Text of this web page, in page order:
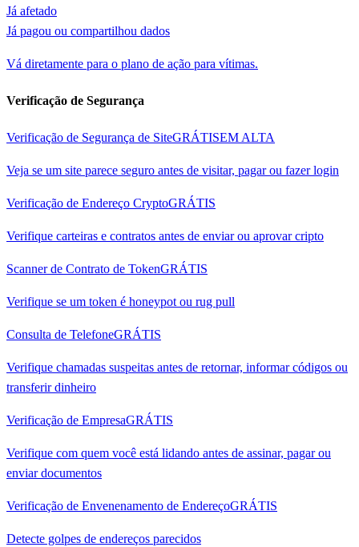
Já afetado
Já pagou ou compartilhou dados
Vá diretamente para o plano de ação para vítimas.
Verificação de Segurança
Verificação de Segurança de SiteGRÁTISEM ALTA
Veja se um site parece seguro antes de visitar, pagar ou fazer login
Verificação de Endereço CryptoGRÁTIS
Verifique carteiras e contratos antes de enviar ou aprovar cripto
Scanner de Contrato de TokenGRÁTIS
Verifique se um token é honeypot ou rug pull
Consulta de TelefoneGRÁTIS
Verifique chamadas suspeitas antes de retornar, informar códigos ou
transferir dinheiro
Verificação de EmpresaGRÁTIS
Verifique com quem você está lidando antes de assinar, pagar ou
enviar documentos
Verificação de Envenenamento de EndereçoGRÁTIS
Detecte golpes de endereços parecidos